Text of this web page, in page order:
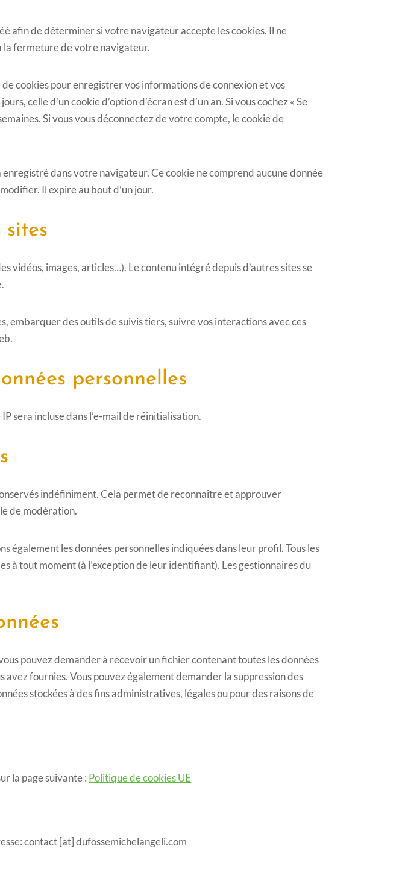
afin de déterminer si votre navigateur accepte les cookies. Il ne
la fermeture de votre navigateur.
cookies pour enregistrer vos informations de connexion et vos
celle d’un cookie d’option d’écran est d’un an. Si vous cochez « Se
Si vous vous déconnectez de votre compte, le cookie de
dans votre navigateur. Ce cookie ne comprend aucune donnée
Il expire au bout d’un jour.
sites
vidéos, images, articles…). Le contenu intégré depuis d’autres sites se
embarquer des outils de suivis tiers, suivre vos interactions avec ces
personnelles
sera incluse dans l’e-mail de réinitialisation.
indéfiniment. Cela permet de reconnaître et approuver
de modération.
également les données personnelles indiquées dans leur profil. Tous les
tout moment (à l’exception de leur identifiant). Les gestionnaires du
pouvez demander à recevoir un fichier contenant toutes les données
avez fournies. Vous pouvez également demander la suppression des
stockées à des fins administratives, légales ou pour des raisons de
la page suivante : Politique de cookies UE
contact [at] dufossemichelangeli.com